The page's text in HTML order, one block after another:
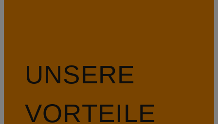
UNSERE
VORTEILE